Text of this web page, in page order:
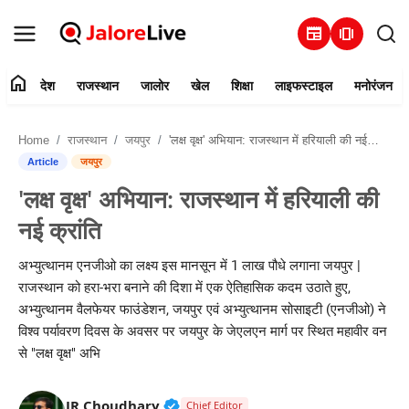
newspaper amp_stories
संपर्क करें
देश
जालोर
खेल
शिक्षा
home देश राजस्थान जालोर खेल शिक्षा लाइफस्टाइल मनोरंजन
Home राजस्थान जयपुर 'लक्ष वृक्ष' अभियान: राजस्थान में हरियाली की नई क्रांति
Article जयपुर
'लक्ष वृक्ष' अभियान: राजस्थान में हरियाली की
नई क्रांति
अभ्युत्थानम एनजीओ का लक्ष्य इस मानसून में 1 लाख पौधे लगाना जयपुर |
राजस्थान को हरा-भरा बनाने की दिशा में एक ऐतिहासिक कदम उठाते हुए,
अभ्युत्थानम वैलफेयर फाउंडेशन, जयपुर एवं अभ्युत्थानम सोसाइटी (एनजीओ) ने
विश्व पर्यावरण दिवस के अवसर पर जयपुर के जेएलएन मार्ग पर स्थित महावीर वन
से "लक्ष वृक्ष" अभि
JR Choudhary Verified Public Figure • 30 Mar,
Chief Editor